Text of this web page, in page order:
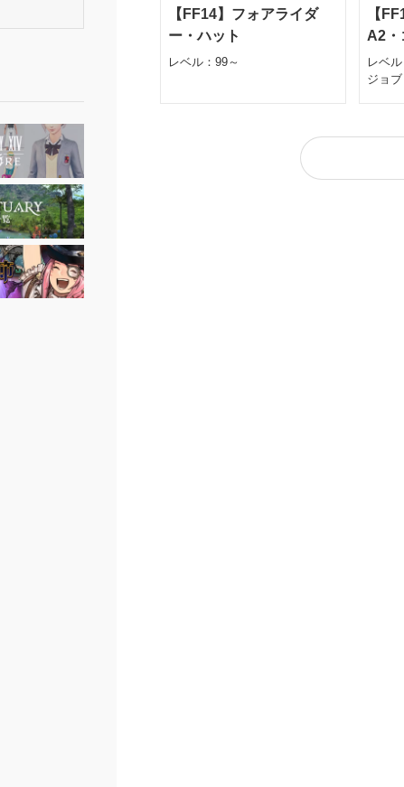
【FF14】フォアライダ
ー・ハット
レベル：99～
【
A2・
レベル
ジョ